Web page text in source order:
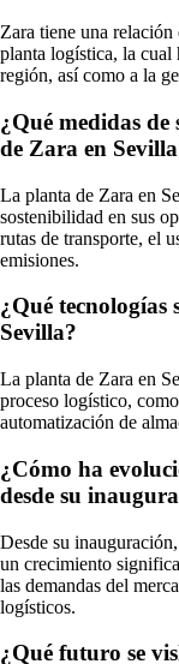
Zara tiene una relación
planta logística, la
región, así como a la
¿Qué medidas
de Zara en
La planta de Zara en
sostenibilidad en sus
rutas de transporte, el
emisiones.
¿Qué
Sevilla?
La planta de Zara en
proceso logístico,
automatización de
¿Cómo ha
desde su
Desde su
un crecimiento
las demandas del
logísticos.
¿Qué futuro se